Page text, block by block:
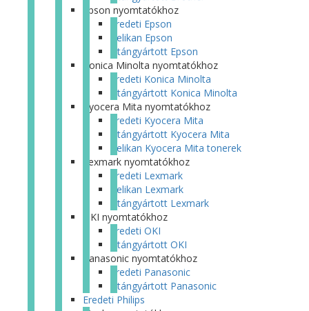
Epson nyomtatókhoz
Eredeti Epson
Pelikan Epson
Utángyártott Epson
Konica Minolta nyomtatókhoz
Eredeti Konica Minolta
Utángyártott Konica Minolta
Kyocera Mita nyomtatókhoz
Eredeti Kyocera Mita
Utángyártott Kyocera Mita
Pelikan Kyocera Mita tonerek
Lexmark nyomtatókhoz
Eredeti Lexmark
Pelikan Lexmark
Utángyártott Lexmark
OKI nyomtatókhoz
Eredeti OKI
Utángyártott OKI
Panasonic nyomtatókhoz
Eredeti Panasonic
Utángyártott Panasonic
Eredeti Philips